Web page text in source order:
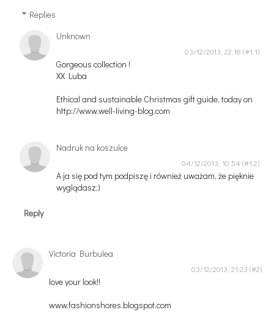
Replies
Unknown
03/12/2013, 22:18
Gorgeous collection !
XX Luba
Ethical and sustainable Christmas gift guide, today on
http://www.well-living-blog.com
Nadruk na koszulce
04/12/2013, 10:54
A ja się pod tym podpiszę i również uważam, że pięknie
wyglądasz;)
Reply
Victoria Burbulea
03/12/2013, 21:23
love your look!!
www.fashionshores.blogspot.com